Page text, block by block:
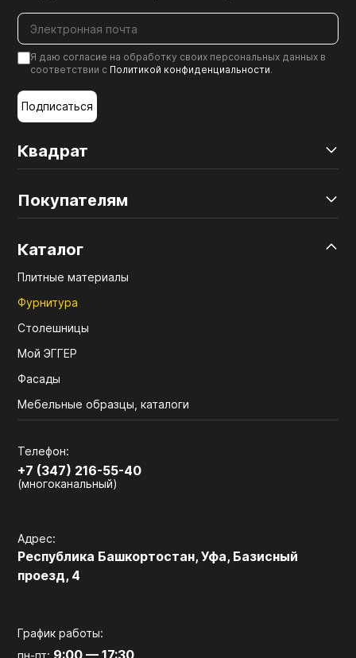
Квадрат
Покупателям
Каталог
Плитные материалы
Фурнитура
Столешницы
Мой ЭГГЕР
Фасады
Мебельные образцы, каталоги
Телефон:
+7 (347) 216-55-40
(многоканальный)
Адрес:
Республика Башкортостан, Уфа, Базисный
проезд, 4
График работы:
Я даю согласие на обработку своих персональных данных в
соответствии с Политикой конфиденциальности.
Подписаться